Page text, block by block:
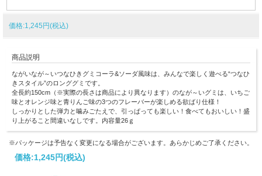
価格:1,245円(税込)
商品説明
ながいなが～いつなひきグミコーラ&ソーダ風味は、みんなで楽しく遊べる“つなひ
きスタイル”のロンググミです。
全長約150cm（※実際の長さは商品により異なります）のなが～いグミは、いちご
味とオレンジ味と青りんご味の3つのフレーバーが楽しめる欲ばり仕様！
しっかりとした弾力と噛みごたえで、引っぱっても楽しい！食べてもおいしい！盛
り上がること間違いなしです。内容量26ｇ
※パッケージは予告なく変更になる場合がございます。あらかじめご了承ください。
価格:1,245円(税込)